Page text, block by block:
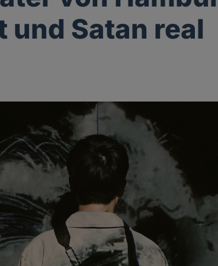
und Satan real